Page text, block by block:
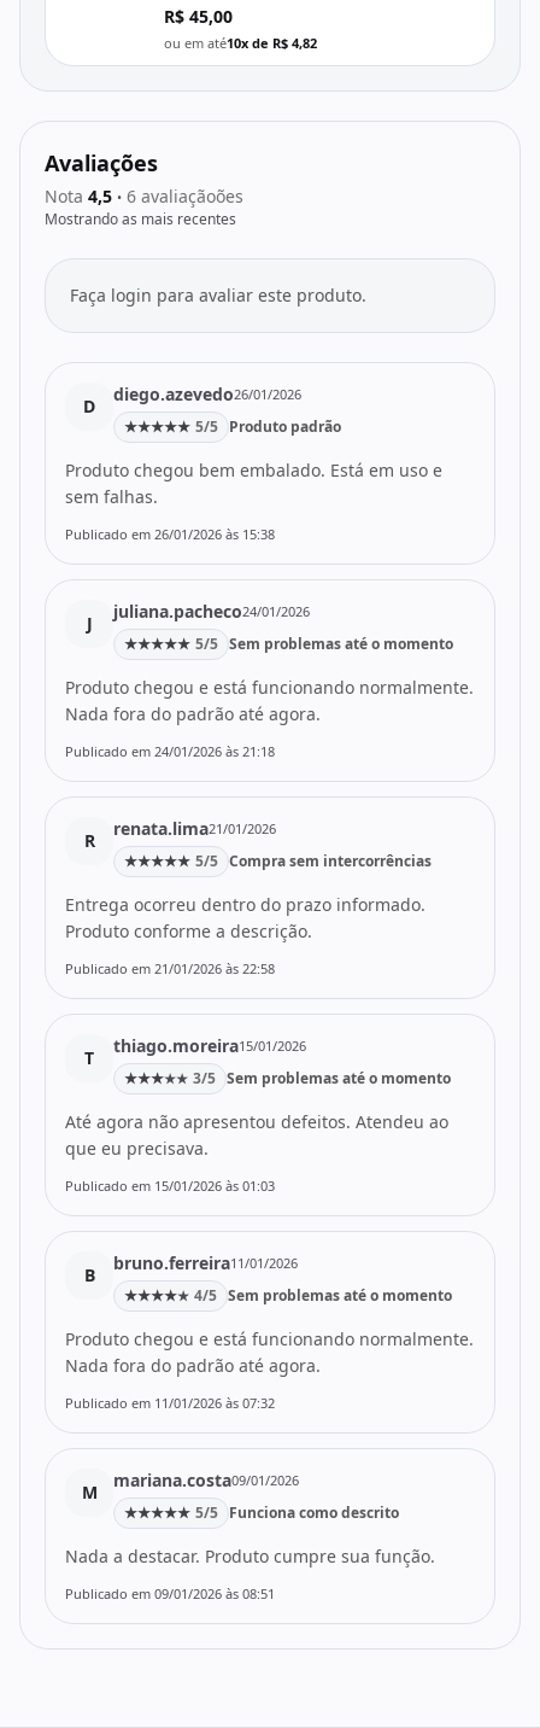
R$ 45,00
ou em até10x de R$ 4,82
Avaliações
Nota 4,5 • 6 avaliaçãoões
Mostrando as mais recentes
Faça login para avaliar este produto.
D
diego.azevedo26/01/2026
★★★★★ 5/5 Produto padrão
Produto chegou bem embalado. Está em uso e
sem falhas.
Publicado em 26/01/2026 às 15:38
J
juliana.pacheco24/01/2026
★★★★★ 5/5 Sem problemas até o momento
Produto chegou e está funcionando normalmente.
Nada fora do padrão até agora.
Publicado em 24/01/2026 às 21:18
R
renata.lima21/01/2026
★★★★★ 5/5 Compra sem intercorrências
Entrega ocorreu dentro do prazo informado.
Produto conforme a descrição.
Publicado em 21/01/2026 às 22:58
T
thiago.moreira15/01/2026
★★★★★ 3/5 Sem problemas até o momento
Até agora não apresentou defeitos. Atendeu ao
que eu precisava.
Publicado em 15/01/2026 às 01:03
B
bruno.ferreira11/01/2026
★★★★★ 4/5 Sem problemas até o momento
Produto chegou e está funcionando normalmente.
Nada fora do padrão até agora.
Publicado em 11/01/2026 às 07:32
M
mariana.costa09/01/2026
★★★★★ 5/5 Funciona como descrito
Nada a destacar. Produto cumpre sua função.
Publicado em 09/01/2026 às 08:51